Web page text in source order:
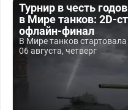
Турнир в честь
в Мире танков: 2D-
офлайн-финал
В Мире танков
06 августа, четверг